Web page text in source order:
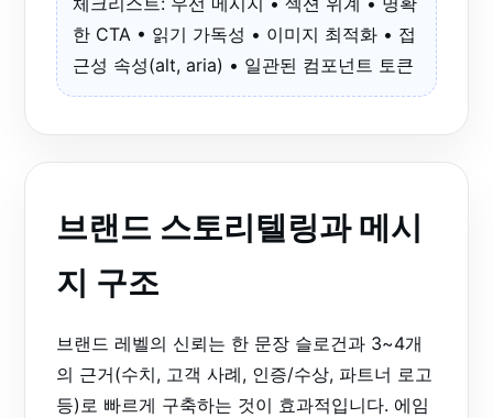
한 CTA • 읽기 가독성 • 이미지 최적화 • 접
근성 속성(alt, aria) • 일관된 컴포넌트 토큰
브랜드 스토리텔링과 메시
지 구조
브랜드 레벨의 신뢰는 한 문장 슬로건과 3~4개
의 근거(수치, 고객 사례, 인증/수상, 파트너 로고
등)로 빠르게 구축하는 것이 효과적입니다. 에임